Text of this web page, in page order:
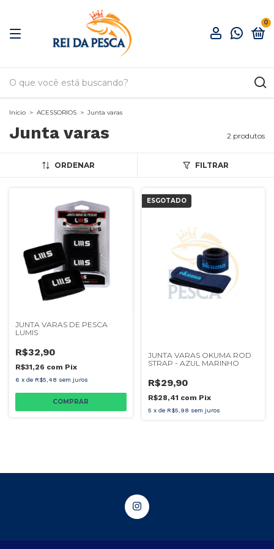
0
Início > ACESSORIOS > Junta varas
Junta varas 2 produtos
ORDENAR FILTRAR
JUNTA VARAS DE PESCA
LUMIS
R$32,90
R$31,26 com Pix
6 x de R$5,48 sem juros
ESGOTADO
JUNTA VARAS OKUMA ROD
STRAP - AZUL MARINHO
R$29,90
R$28,41 com Pix
5 x de R$5,98 sem juros